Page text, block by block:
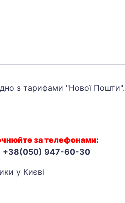
з тарифами "Нової Пошти".
за телефонами:
947-60-30
у Києві